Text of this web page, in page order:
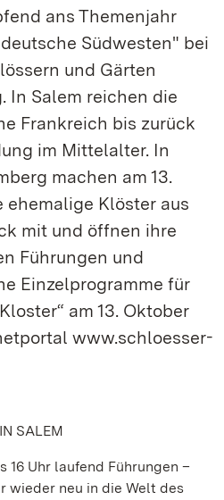
ans Themenjahr
Südwesten" bei
und Gärten
In Salem reichen die
Frankreich bis zurück
im Mittelalter. In
machen am 13.
Klöster aus
mit und öffnen ihre
Führungen und
Einzelprogramme für
am 13. Oktober
www.schloesser-
SALEM
16 Uhr laufend Führungen –
wieder neu in die Welt des